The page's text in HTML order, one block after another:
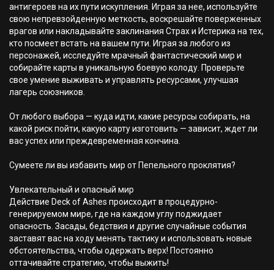
антигероев на их пути искупления. Играя за нее, используйте
свою непревзойденную меткость, воскрешайте поверженных
врагов или накладывайте заклинания Страх и Истерика на тех,
кто посмеет встать на вашем пути. Играя за любого из
персонажей, исследуйте мрачный фантастический мир и
собирайте карты в уникальную боевую колоду. Проверьте
свое умение выживать и управлять ресурсами, улучшая
лагерь союзников.
От любого выбора — куда идти, какие ресурсы собирать, на
какой риск пойти, какую карту изготовить — зависит, ждет ли
вас успех или преждевременная кончина.
Сумеете ли вы избавить мир от Пепельного проклятия?
Увлекательный и опасный мир
Действие Deck of Ashes происходит в процедурно-
генерируемом мире, где на каждом углу поджидает
опасность. Засады, бедствия и другие случайные события
заставят вас на ходу менять тактику и использовать новые
обстоятельства, чтобы одержать верх! Постоянно
оттачивайте стратегию, чтобы выжить!